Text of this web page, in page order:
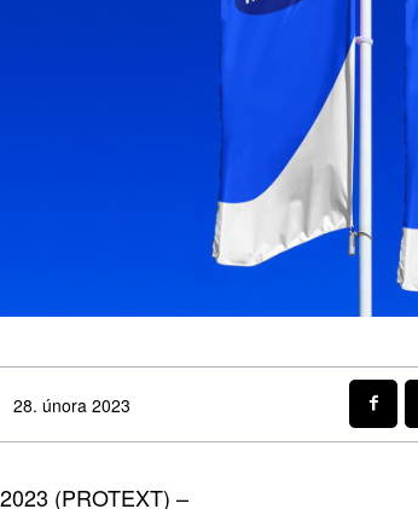
28. února 2023
(PROTEXT) –